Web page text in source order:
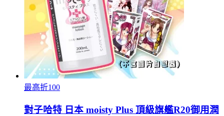
最高折100
對子哈特 日本 moisty Plus 頂級旗艦R20御用潤